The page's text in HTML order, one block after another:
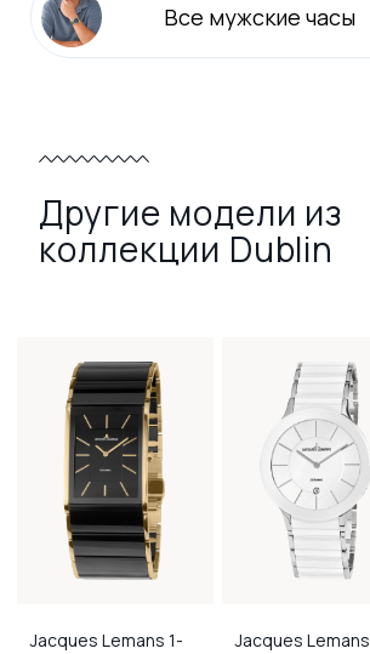
Все мужские часы
Другие модели из
коллекции Dublin
Jacques Lemans 1-
Jacques Lemans